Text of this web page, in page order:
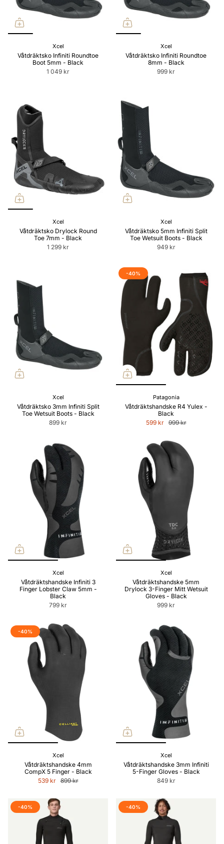
Xcel
Våtdräktsko Infiniti Roundtoe
Boot 5mm - Black
1 049 kr
Xcel
Våtdräktsko Infiniti Roundtoe
8mm - Black
999 kr
Xcel
Våtdräktsko Drylock Round
Toe 7mm - Black
1 299 kr
Xcel
Våtdräktsko 5mm Infiniti Split
Toe Wetsuit Boots - Black
949 kr
Xcel
Våtdräktsko 3mm Infiniti Split
Toe Wetsuit Boots - Black
899 kr
-40%
Patagonia
Våtdräktshandske R4 Yulex -
Black
599 kr 999 kr
Xcel
Våtdräktshandske Infiniti 3
Finger Lobster Claw 5mm -
Black
799 kr
Xcel
Våtdräktshandske 5mm
Drylock 3-Finger Mitt Wetsuit
Gloves - Black
999 kr
-40%
Xcel
Våtdräktshandske 4mm
CompX 5 Finger - Black
539 kr 899 kr
Xcel
Våtdräktshandske 3mm Infiniti
5-Finger Gloves - Black
849 kr
-40% -40%